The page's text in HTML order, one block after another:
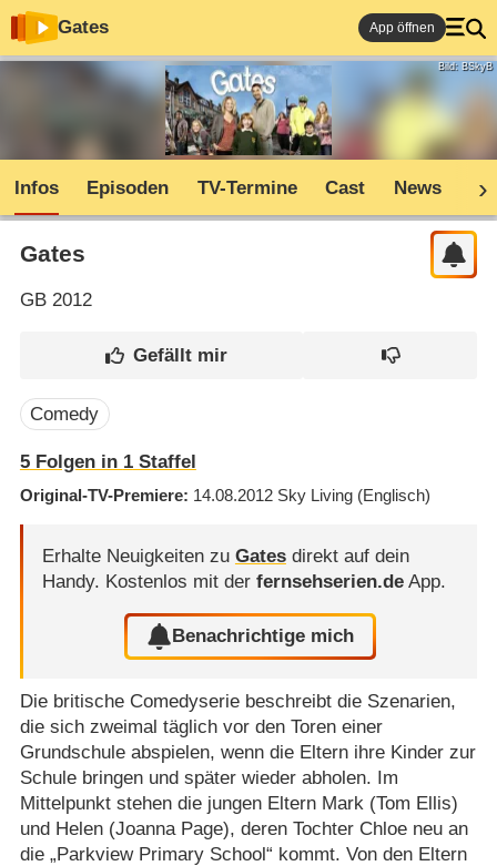
Gates App öffnen
Bild: BSkyB
Infos Episoden TV-Termine Cast News
Gates
GB2012
Comedy
5Folgen in 1Staffel
Original-TV-Premiere 14.08.2012 Sky Living (Englisch)
Erhalte Neuigkeiten zu Gatesdirekt auf dein
Handy. Kostenlos mit der fernsehserien.deApp.
Benachrichtige mich
Die britische Comedyserie beschreibt die Szenarien,
die sich zweimal täglich vor den Toren einer
Grundschule abspielen, wenn die Eltern ihre Kinder zur
Schule bringen und später wieder abholen. Im
Mittelpunkt stehen die jungen Eltern Mark (Tom Ellis)
und Helen (Joanna Page), deren Tochter Chloe neu an
die „Parkview Primary School“ kommt. Von den Eltern